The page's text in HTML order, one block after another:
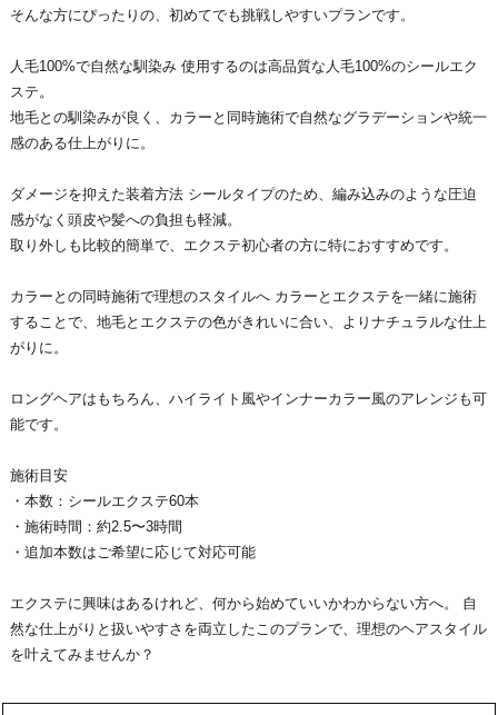
そんな方にぴったりの、初めてでも挑戦しやすいプランです。
人毛100%で自然な馴染み 使用するのは高品質な人毛100%のシールエク
ステ。
地毛との馴染みが良く、カラーと同時施術で自然なグラデーションや統一
感のある仕上がりに。
ダメージを抑えた装着方法 シールタイプのため、編み込みのような圧迫
感がなく頭皮や髪への負担も軽減。
取り外しも比較的簡単で、エクステ初心者の方に特におすすめです。
カラーとの同時施術で理想のスタイルへ カラーとエクステを一緒に施術
することで、地毛とエクステの色がきれいに合い、よりナチュラルな仕上
がりに。
ロングヘアはもちろん、ハイライト風やインナーカラー風のアレンジも可
能です。
施術目安
・本数：シールエクステ60本
・施術時間：約2.5〜3時間
・追加本数はご希望に応じて対応可能
エクステに興味はあるけれど、何から始めていいかわからない方へ。 自
然な仕上がりと扱いやすさを両立したこのプランで、理想のヘアスタイル
を叶えてみませんか？